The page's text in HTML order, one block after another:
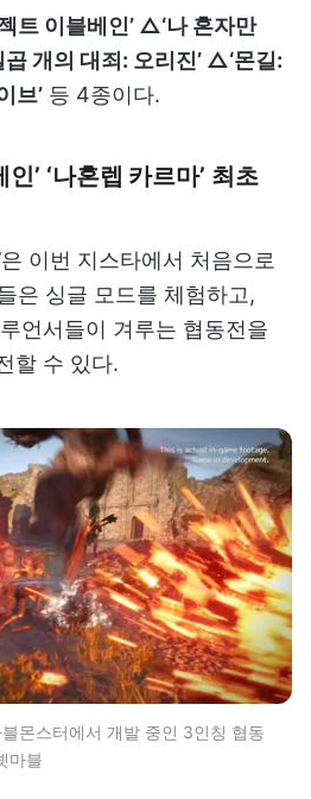
트 이블베인’ △‘나 혼자만
개의 대죄: 오리진’ △‘몬길:
브’등 4종이다.
’ ‘나혼렙 카르마’ 최초
은 이번 지스타에서 처음으로
은 싱글 모드를 체험하고,
언서들이 겨루는 협동전을
할 수 있다.
블몬스터에서 개발 중인 3인칭 협동
마블